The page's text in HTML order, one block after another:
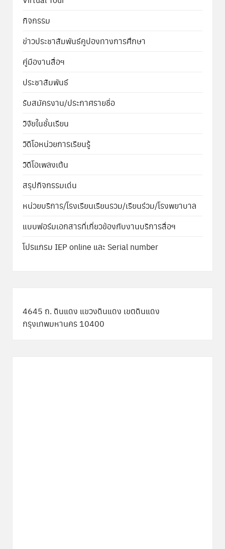
กิจกรรม
ข่าวประชาสัมพันธ์คูปองทางการศึกษา
คู่มืองานสื่อฯ
ประชาสัมพันธ์
รับสมัครงาน/ประกาศรายชื่อ
วิจัยในชั้นเรียน
วิดีโอหน่วยการเรียนรู้
วิดีโอเพลงเต้น
สรุปกิจกรรมเด่น
หน่วยบริการ/โรงเรียนเรียนรวม/เรียนร่วม/โรงพยาบาล
แบบฟอร์มเอกสารที่เกี่ยวข้องกับงานบริการสื่อฯ
โปรแกรม IEP online และ Serial number
4645 ถ. ดินแดง แขวงดินแดง เขตดินแดง
กรุงเทพมหานคร 10400